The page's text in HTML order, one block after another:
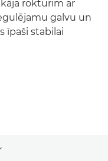
rokturim ar
galvu un
īpaši stabilai
breadcrumbs